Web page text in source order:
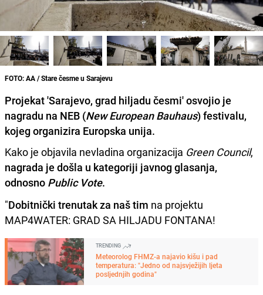
FOTO: AA / Stare česme u Sarajevu
Projekat 'Sarajevo, grad hiljadu česmi' osvojio je
nagradu na NEB (New European Bauhaus) festivalu,
kojeg organizira Europska unija.
Kako je objavila nevladina organizacija Green Council,
nagrada je došla u kategoriji javnog glasanja,
odnosno Public Vote.
"Dobitnički trenutak za naš tim na projektu
MAP4WATER: GRAD SA HILJADU FONTANA!
TRENDING
Meteorolog FHMZ-a najavio kišu i pad
temperatura: "Jedno od najsvježijih ljeta
posljednjih godina"